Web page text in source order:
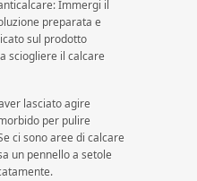
Immergi il
preparata e
sul prodotto
sciogliere il calcare
lasciato agire
per pulire
ci sono aree di calcare
un pennello a setole